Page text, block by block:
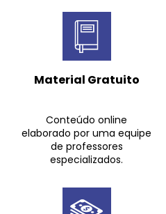
Material Gratuito
Conteúdo online
elaborado por uma equipe
de professores
especializados.